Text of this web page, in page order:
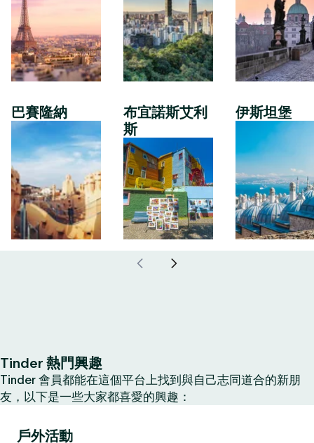
巴賽隆納
布宜諾斯艾利
斯
伊斯坦堡
Tinder 熱門興趣
Tinder 會員都能在這個平台上找到與自己志同道合的新朋
友，以下是一些大家都喜愛的興趣：
戶外活動